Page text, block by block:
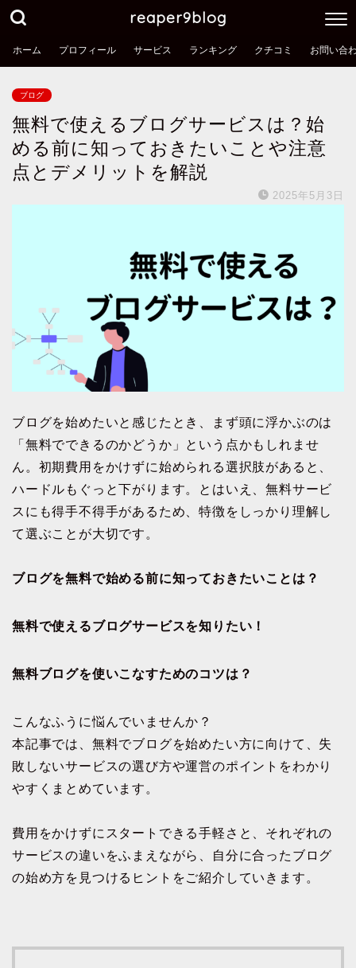
reaper9blog
ホーム プロフィール サービス ランキング クチコミ お問い合
ブログ
無料で使えるブログサービスは？始
める前に知っておきたいことや注意
点とデメリットを解説
2025年5月3日
ブログを始めたいと感じたとき、まず頭に浮かぶのは
「無料でできるのかどうか」という点かもしれませ
ん。初期費用をかけずに始められる選択肢があると、
ハードルもぐっと下がります。とはいえ、無料サービ
スにも得手不得手があるため、特徴をしっかり理解し
て選ぶことが大切です。
ブログを無料で始める前に知っておきたいことは？
無料で使えるブログサービスを知りたい！
無料ブログを使いこなすためのコツは？
こんなふうに悩んでいませんか？
本記事では、無料でブログを始めたい方に向けて、失
敗しないサービスの選び方や運営のポイントをわかり
やすくまとめています。
費用をかけずにスタートできる手軽さと、それぞれの
サービスの違いをふまえながら、自分に合ったブログ
の始め方を見つけるヒントをご紹介していきます。